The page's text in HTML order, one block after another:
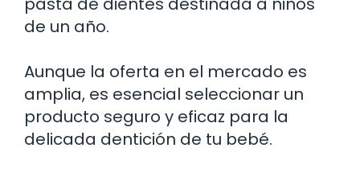
de un año.
Aunque la oferta en el mercado es
amplia, es esencial seleccionar un
producto seguro y eficaz para la
delicada dentición de tu bebé.